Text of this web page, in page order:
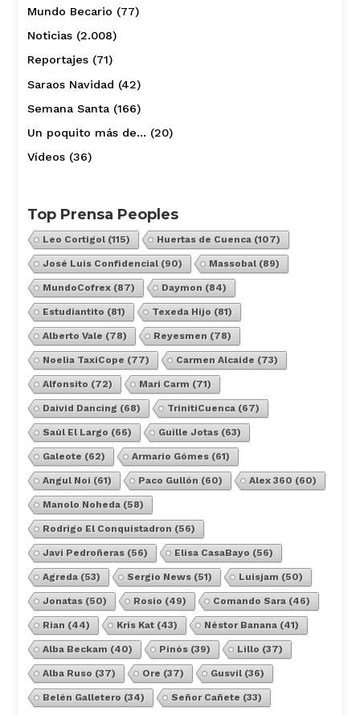
Mundo Becario (77)
Noticias(2.008)
Reportajes(71)
Saraos Navidad (42)
Semana Santa(166)
Un poquito más de… (20)
Vídeos(36)
Top Prensa Peoples
Leo Cortigol(115) Huertas de Cuenca(107)
José Luis Confidencial(90) Massobal(89)
MundoCofrex(87) Daymon (84)
Estudiantito (81) Texeda Hijo (81)
Alberto Vale (78) Reyesmen (78)
Noelia TaxiCope (77) Carmen Alcaide (73)
Alfonsito (72) Mari Carm (71)
Daivid Dancing (68) TrinitiCuenca(67)
Saúl El Largo (66) Guille Jotas(63)
Galeote (62) Armario Gómes(61)
Angul Noi (61) Paco Gullón (60) Alex 360 (60)
Manolo Noheda(58)
Rodrigo El Conquistadron (56)
Javi Pedroñeras(56) Elisa CasaBayo (56)
Agreda(53) Sergio News(51) Luisjam (50)
Jonatas(50) Rosio (49) Comando Sara(46)
Rian (44) Kris Kat(43) Néstor Banana(41)
Alba Beckam (40) Pinós(39) Lillo (37)
Alba Ruso (37) Ore (37) Gusvil(36)
Belén Galletero (34) Señor Cañete (33)